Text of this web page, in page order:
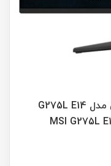
مانیتور گیمینگ 27 اینچ ام اس آی مدل G275L E14
MSI G275L